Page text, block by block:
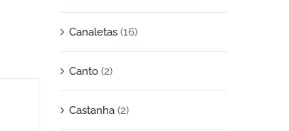
Canaletas (16)
Canto (2)
Castanha (2)